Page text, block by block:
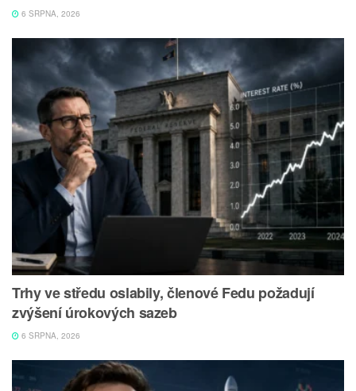
6 SRPNA, 2026
Trhy ve středu oslabily, členové Fedu požadují
zvýšení úrokových sazeb
6 SRPNA, 2026